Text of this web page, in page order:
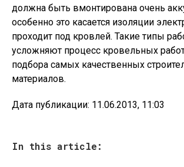
должна быть вмонтирована очень
особенно это касается изоляции
проходит под кровлей. Такие типы
усложняют процесс кровельных
подбора самых качественных
материалов.
Дата публикации: 11.06.2013, 11:03
In this article: